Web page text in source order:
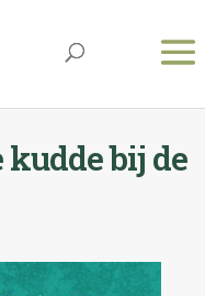
kudde bij de